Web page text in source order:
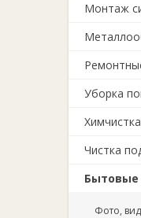
Монтаж
Уборка
Химчистка
Чистка
Бытовые
Фото,